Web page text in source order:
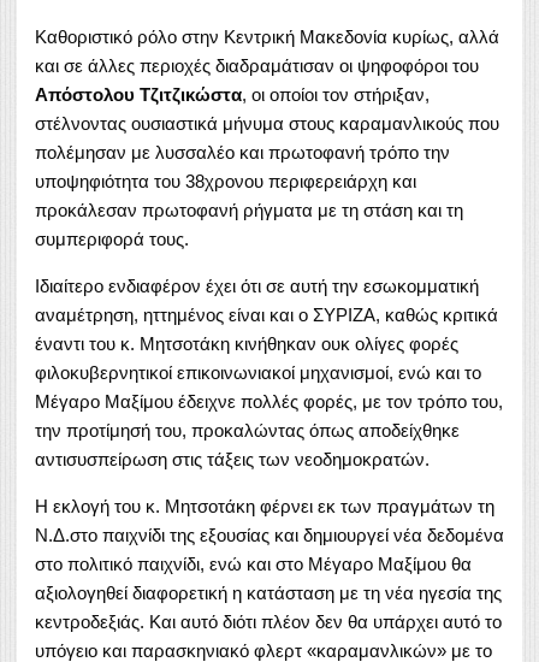
Καθοριστικό ρόλο στην Κεντρική Μακεδονία κυρίως, αλλά
και σε άλλες περιοχές διαδραμάτισαν οι ψηφοφόροι του
Απόστολου Τζιτζικώστα, οι οποίοι τον στήριξαν,
στέλνοντας ουσιαστικά μήνυμα στους καραμανλικούς που
πολέμησαν με λυσσαλέο και πρωτοφανή τρόπο την
υποψηφιότητα του 38χρονου περιφερειάρχη και
προκάλεσαν πρωτοφανή ρήγματα με τη στάση και τη
συμπεριφορά τους.
Ιδιαίτερο ενδιαφέρον έχει ότι σε αυτή την εσωκομματική
αναμέτρηση, ηττημένος είναι και ο ΣΥΡΙΖΑ, καθώς κριτικά
έναντι του κ. Μητσοτάκη κινήθηκαν ουκ ολίγες φορές
φιλοκυβερνητικοί επικοινωνιακοί μηχανισμοί, ενώ και το
Μέγαρο Μαξίμου έδειχνε πολλές φορές, με τον τρόπο του,
την προτίμησή του, προκαλώντας όπως αποδείχθηκε
αντισυσπείρωση στις τάξεις των νεοδημοκρατών.
Η εκλογή του κ. Μητσοτάκη φέρνει εκ των πραγμάτων τη
Ν.Δ.στο παιχνίδι της εξουσίας και δημιουργεί νέα δεδομένα
στο πολιτικό παιχνίδι, ενώ και στο Μέγαρο Μαξίμου θα
αξιολογηθεί διαφορετική η κατάσταση με τη νέα ηγεσία της
κεντροδεξιάς. Και αυτό διότι πλέον δεν θα υπάρχει αυτό το
υπόγειο και παρασκηνιακό φλερτ «καραμανλικών» με το